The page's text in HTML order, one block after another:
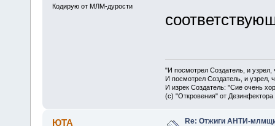
Кодирую от МЛМ-дурости
"И посмотрел Создатель, и
И посмотрел Создатель, и узрел,
И изрек Создатель: "Сие очень
(с) "Откровения" от Дезинфектора
ЮТА Re: Отжиги АНТИ-